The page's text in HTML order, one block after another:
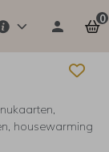
0
housewarming